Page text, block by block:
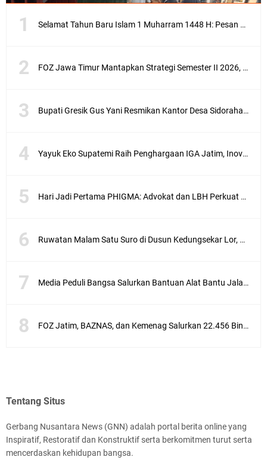
Selamat Tahun Baru Islam 1 Muharram 1448 H: Pesan Hijrah Drs. H. Husnul Aqib, M.M. untuk Negeri
FOZ Jawa Timur Mantapkan Strategi Semester II 2026, Fokus pada Penguatan SDM Amil dan Kolaborasi BerdampakNarasi
Bupati Gresik Gus Yani Resmikan Kantor Desa Sidoraharjo: Simbol Komitmen Pelayanan Publik dan Kepedulian Sosial
Yayuk Eko Supatemi Raih Penghargaan IGA Jatim, Inovasi Wayang Kulit untuk Anak Berkebutuhan Khusus
Hari Jadi Pertama PHIGMA: Advokat dan LBH Perkuat Soliditas di Jakarta
Ruwatan Malam Satu Suro di Dusun Kedungsekar Lor, Tradisi Luhur yang Terus Istiqomah
Media Peduli Bangsa Salurkan Bantuan Alat Bantu Jalan untuk Lansia
FOZ Jatim, BAZNAS, dan Kemenag Salurkan 22.456 Bingkisan Lebaran Yatim Serentak di Berbagai Daerah di Jawa Timur
Tentang Situs
Gerbang Nusantara News (GNN) adalah portal berita online yang
Inspiratif, Restoratif dan Konstruktif serta berkomitmen turut serta
mencerdaskan kehidupan bangsa.